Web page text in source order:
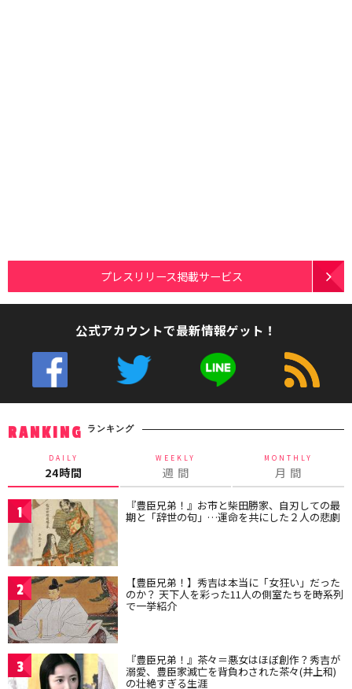
プレスリリース掲載サービス
公式アカウントで最新情報ゲット！
RANKING ランキング
DAILY
24時間
WEEKLY
週 間
MONTHLY
月 間
1 『豊臣兄弟！』お市と柴田勝家、自刃しての最
期と「辞世の句」…運命を共にした２人の悲劇
2 【豊臣兄弟！】秀吉は本当に「女狂い」だった
のか？ 天下人を彩った11人の側室たちを時系列
で一挙紹介
3 『豊臣兄弟！』茶々＝悪女はほぼ創作？秀吉が
溺愛、豊臣家滅亡を背負わされた茶々(井上和)
の壮絶すぎる生涯